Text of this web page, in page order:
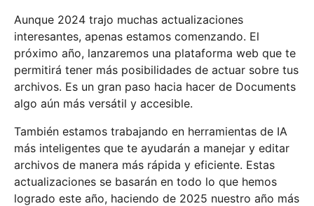
Aunque 2024 trajo muchas actualizaciones
interesantes, apenas estamos comenzando. El
próximo año, lanzaremos una plataforma web que te
permitirá tener más posibilidades de actuar sobre tus
archivos. Es un gran paso hacia hacer de Documents
algo aún más versátil y accesible.
También estamos trabajando en herramientas de IA
más inteligentes que te ayudarán a manejar y editar
archivos de manera más rápida y eficiente. Estas
actualizaciones se basarán en todo lo que hemos
logrado este año, haciendo de 2025 nuestro año más